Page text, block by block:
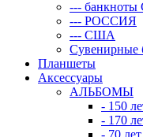
---
--- РОССИЯ
--- США
Сувенирные
Планшеты
Аксессуары
АЛЬБОМЫ
- 150
- 170
- 70